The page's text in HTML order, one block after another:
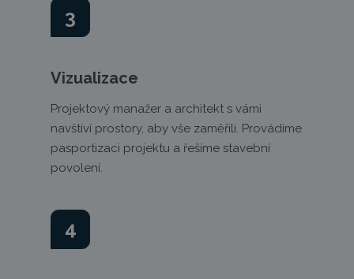
3
Vizualizace
Projektový manažer a architekt s vámi
navštíví prostory, aby vše zaměřili. Provádíme
pasportizaci projektu a řešíme stavební
povolení.
4